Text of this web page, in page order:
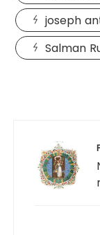
joseph
Salman
articole